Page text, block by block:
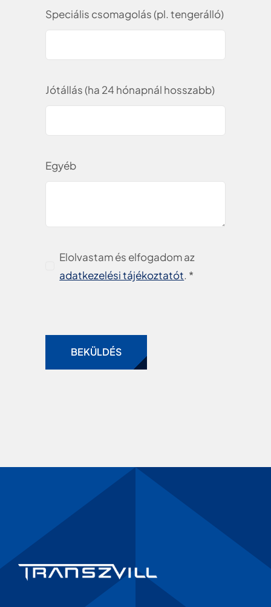
Speciális csomagolás (pl. tengerálló)
Jótállás (ha 24 hónapnál hosszabb)
Egyéb
Elolvastam és elfogadom az
adatkezelési tájékoztatót. *
BEKÜLDÉS